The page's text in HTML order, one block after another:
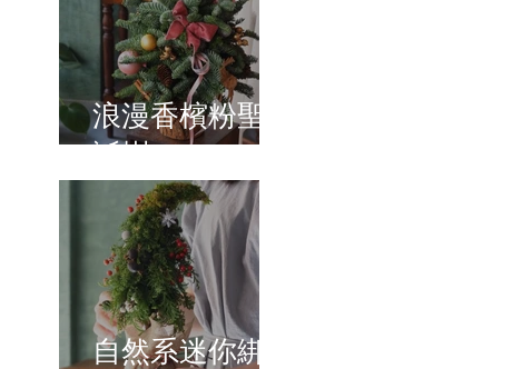
浪漫香檳粉聖
誕樹
自然系迷你綁